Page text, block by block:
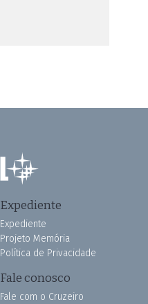
Expediente
Expediente
Projeto Memória
Política de Privacidade
Fale conosco
Fale com o Cruzeiro